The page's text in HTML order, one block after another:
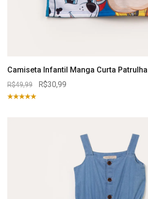
Camiseta Infantil Manga Curta
R$49,99 R$30,99